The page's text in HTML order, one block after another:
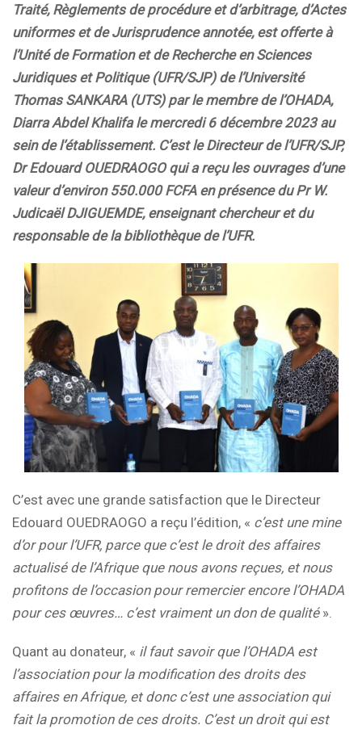
Traité, Règlements de procédureetd’arbitrage, d’Actes
uniformesetde Jurisprudenceannotée, est offerte à
l’Unité de Formation et de Recherche en Sciences
Juridiques et Politique (UFR/SJP) de l’Université
Thomas SANKARA (UTS) par le membre de l’OHADA,
Diarra Abdel Khalifa le mercredi 6 décembre 2023 au
sein de l’établissement. C’est le Directeur de l’UFR/SJP,
Dr Edouard OUEDRAOGO qui a reçu les ouvrages d’une
valeur d’environ 550.000 FCFA en présence du Pr W.
Judicaël DJIGUEMDE, enseignant chercheur et du
responsable de la bibliothèque de l’UFR.
C’est avec une grande satisfaction que le Directeur
Edouard OUEDRAOGO a reçu l’édition, « c’est une mine
d’or pour l’UFR, parce que c’est le droit des affaires
actualisé de l’Afrique que nous avons reçues, et nous
profitons de l’occasion pour remercier encore l’OHADA
pour ces œuvres… c’est vraiment un don de qualité».
Quant au donateur, « il faut savoir que l’OHADA est
l’association pour la modification des droits des
affaires en Afrique, et donc c’est une association qui
fait la promotion de ces droits. C’est un droit qui est